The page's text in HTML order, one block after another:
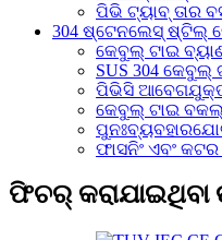
ପିଭି ଟ୍ୟାବ୍ ତାର
304 ଷ୍ଟେନଲେସ୍ ଷ୍ଟିଲ୍
କେବୁଲ୍ ଟାଇ
SUS 304 କେବୁଲ୍
ପିଭିସି
କେବୁଲ୍ ଟାଇ
ଫାସନିଂ ଏବଂ
ଫିଚର୍